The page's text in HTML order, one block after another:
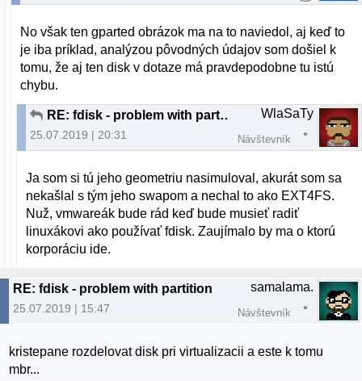
No však ten gparted obrázok ma na to naviedol, aj keď to
je iba príklad, analýzou pôvodných údajov som došiel k
tomu, že aj ten disk v dotaze má pravdepodobne tu istú
chybu.
RE: fdisk - problem with partition
25.07.2019 | 20:31
WlaSaTy
Návštevník
Ja som si tú jeho geometriu nasimuloval, akurát som sa
nekašlal s tým jeho swapom a nechal to ako EXT4FS.
Nuž, vmwareák bude rád keď bude musieť radiť
linuxákovi ako používať fdisk. Zaujímalo by ma o ktorú
korporáciu ide.
RE: fdisk - problem with partition
25.07.2019 | 15:47
samalama.
Návštevník
kristepane rozdelovat disk pri virtualizacii a este k tomu
mbr...